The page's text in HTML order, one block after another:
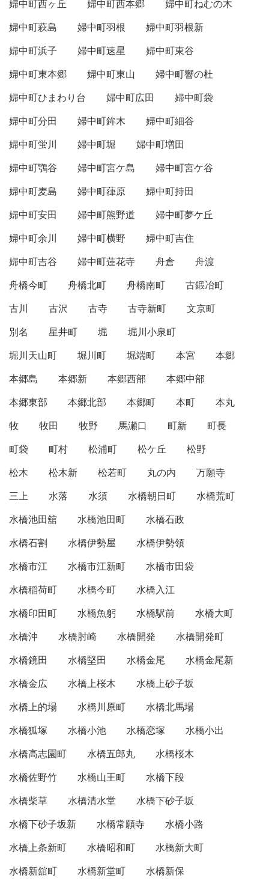
婦中町西ヶ丘
婦中町西本郷
婦中町ねむの木
婦中町萩島
婦中町羽根
婦中町羽根新
婦中町浜子
婦中町速星
婦中町東谷
婦中町東本郷
婦中町東山
婦中町響の杜
婦中町ひまわり台
婦中町広田
婦中町袋
婦中町分田
婦中町鉾木
婦中町細谷
婦中町蛍川
婦中町堀
婦中町増田
婦中町鶚谷
婦中町宮ケ島
婦中町宮ケ谷
婦中町麦島
婦中町葎原
婦中町持田
婦中町安田
婦中町熊野道
婦中町夢ケ丘
婦中町余川
婦中町横野
婦中町吉住
婦中町吉谷
婦中町蓮花寺 舟倉
舟渡
舟橋今町
舟橋北町 舟橋南町
古鍛冶町
古川
古沢 古寺 古寺新町
文京町
別名
星井町 堀
堀川小泉町
堀川天山町
堀川町 堀端町 本宮
本郷
本郷島
本郷新 本郷西部
本郷中部
本郷東部
本郷北部 本郷町 本町
本丸
牧
牧田 牧野 馬瀬口 町新
町長
町袋
町村 松浦町 松ケ丘
松野
松木
松木新 松若町 丸の内
万願寺
三上
水落 水須 水橋朝日町
水橋荒町
水橋池田舘
水橋池田町
水橋石政
水橋石割
水橋伊勢屋
水橋伊勢領
水橋市江
水橋市江新町
水橋市田袋
水橋稲荷町
水橋今町
水橋入江
水橋印田町
水橋魚躬 水橋駅前
水橋大町
水橋沖
水橋肘崎 水橋開発
水橋開発町
水橋鏡田
水橋堅田 水橋金尾
水橋金尾新
水橋金広
水橋上桜木
水橋上砂子坂
水橋上的場
水橋川原町
水橋北馬場
水橋狐塚
水橋小池 水橋恋塚
水橋小出
水橋高志園町
水橋五郎丸
水橋桜木
水橋佐野竹
水橋山王町
水橋下段
水橋柴草
水橋清水堂
水橋下砂子坂
水橋下砂子坂新
水橋常願寺
水橋小路
水橋上条新町
水橋昭和町
水橋新大町
水橋新舘町
水橋新堂町
水橋新保